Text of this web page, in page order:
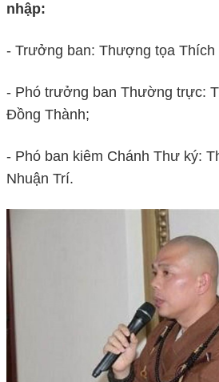
nhập:
- Trưởng ban: Thượng tọa Thích
- Phó trưởng ban Thường trực:
Đồng Thành;
- Phó ban kiêm Chánh Thư ký:
Nhuận Trí.